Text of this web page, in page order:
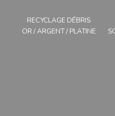
RECYCLAGE DÉBRIS
OR / ARGENT / PLATINE